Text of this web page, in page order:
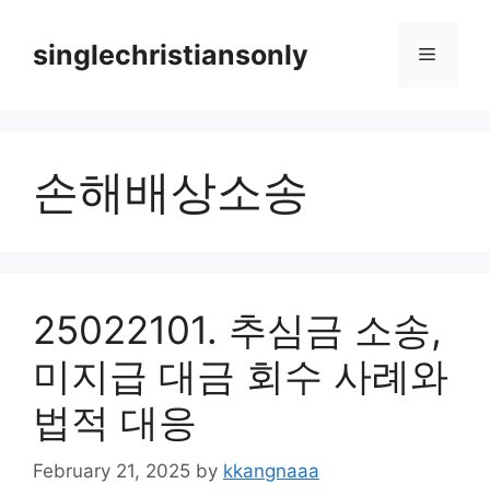
contentsinglechristiansonly Menu
손해배상소송
25022101. 추심금 소송,
미지급 대금 회수 사례와
법적 대응
February 21, 2025 by kkangnaaa